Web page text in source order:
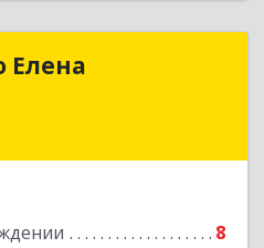
Елена
8
Елена
Подробнее